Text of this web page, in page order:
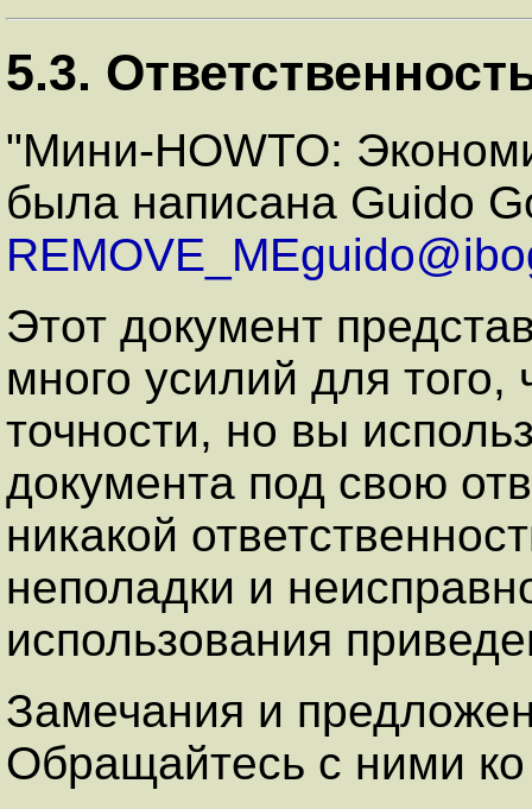
5.3.
"Мини-HOWTO:
была написана Guido
Этот документ
много усилий для того,
точности, но вы
документа под свою
никакой
неполадки и
использования
Замечания и
Обращайтесь с ними